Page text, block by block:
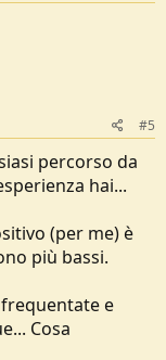
#5
percorso da
hai...
(per me) è
più bassi.
e
Cosa